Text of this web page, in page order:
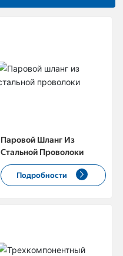
Паровой Шланг Из
Стальной Проволоки
Подробности